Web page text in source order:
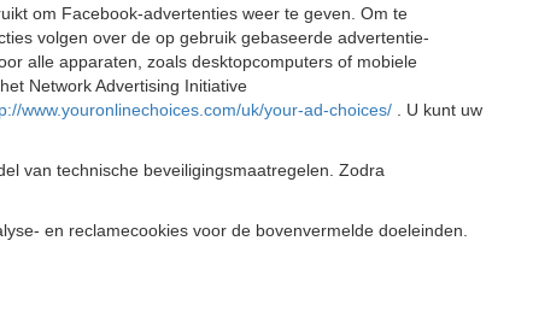
om Facebook-advertenties weer te geven. Om te
volgen over de op gebruik gebaseerde advertentie-
alle apparaten, zoals desktopcomputers of mobiele
Network Advertising Initiative
www.youronlinechoices.com/uk/your-ad-choices/
. U kunt uw
van technische beveiligingsmaatregelen. Zodra
en reclamecookies voor de bovenvermelde doeleinden.